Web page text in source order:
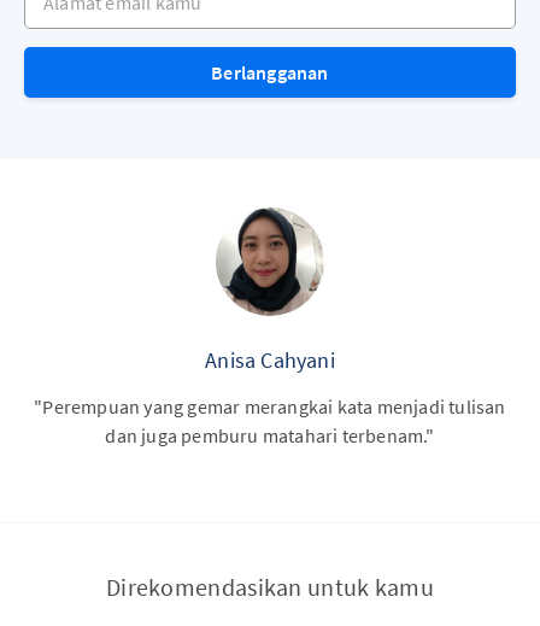
Berlangganan
Anisa Cahyani
"Perempuan yang gemar merangkai kata menjadi tulisan
dan juga pemburu matahari terbenam."
Direkomendasikan untuk kamu